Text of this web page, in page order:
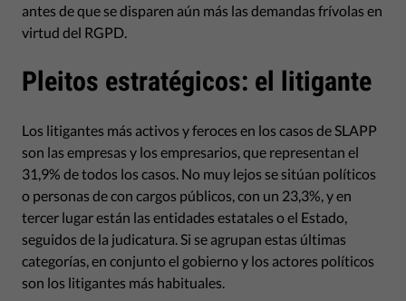
antes de que se disparen aún más las demandas frívolas en
virtud del RGPD.
Pleitos estratégicos: el litigante
Los litigantes más activos y feroces en los casos de SLAPP
son las empresas y los empresarios, que representan el
31,9% de todos los casos. No muy lejos se sitúan políticos
o personas de con cargos públicos, con un 23,3%, y en
tercer lugar están las entidades estatales o el Estado,
seguidos de la judicatura. Si se agrupan estas últimas
categorías, en conjunto el gobierno y los actores políticos
son los litigantes más habituales.